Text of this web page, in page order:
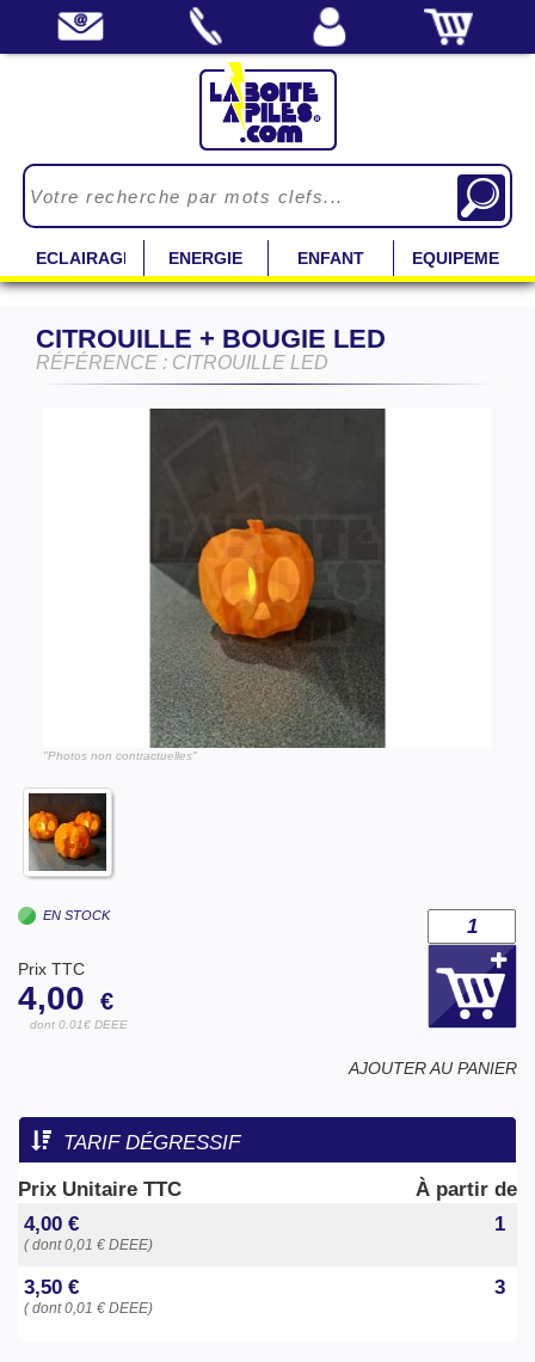
ECLAIRAGE ENERGIE ENFANT EQUIPEMENT
CITROUILLE + BOUGIE LED
RÉFÉRENCE : CITROUILLE LED
"Photos non contractuelles"
EN STOCK
Prix TTC
4,00 €
dont 0.01€ DEEE
AJOUTER AU PANIER
TARIF DÉGRESSIF
Prix Unitaire TTC
À partir de
4,00 €
( dont 0,01 € DEEE)
1
3,50 €
( dont 0,01 € DEEE)
3